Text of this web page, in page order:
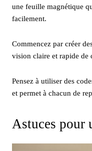
une feuille magnétique
facilement.
Commencez par créer
vision claire et rapide de
Pensez à utiliser des
et permet à chacun de
Astuces pour